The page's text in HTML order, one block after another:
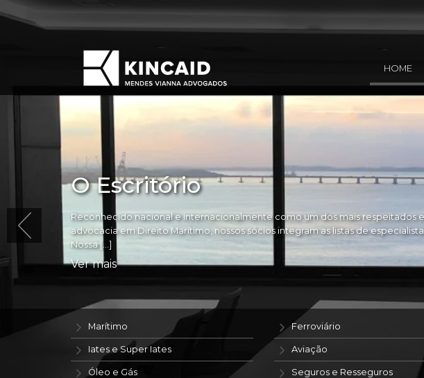
HOME
O Escritório
Reconhecido nacional e internacionalmente como um dos mais respeitados
advocacia em Direito Marítimo, nossos sócios integram as listas de
Nossa […]
Ver mais
Marítimo
Iates e Super Iates
Óleo e Gás
Ferroviário
Aviação
Seguros e Resseguros